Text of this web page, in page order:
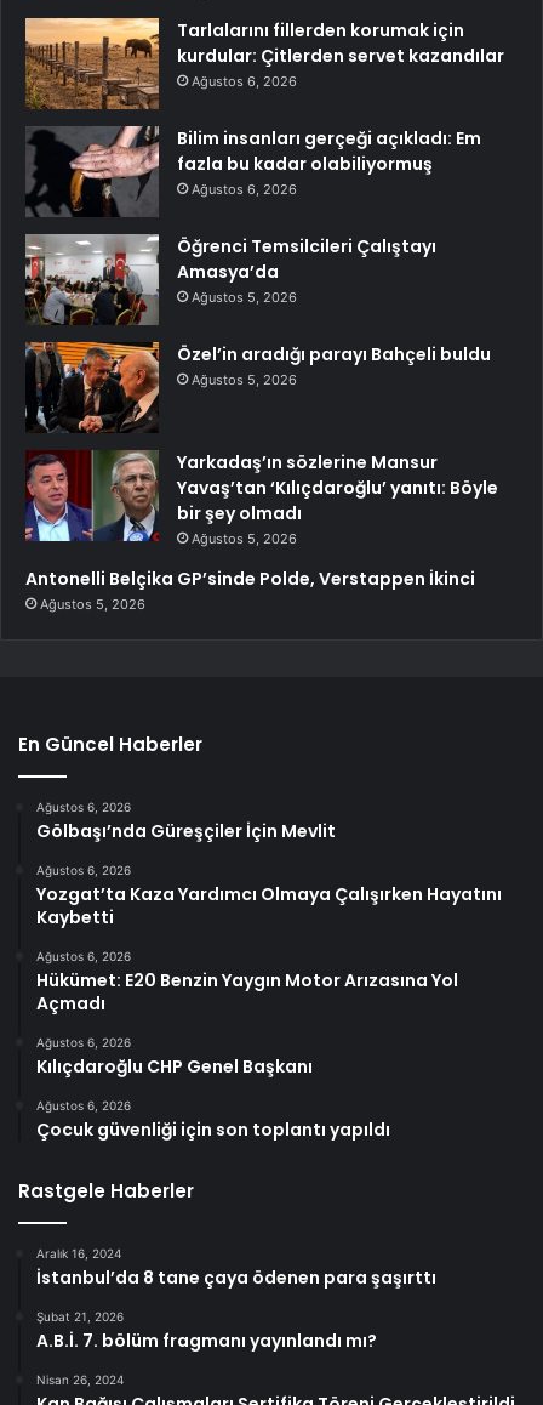
Tarlalarını fillerden korumak için
kurdular: Çitlerden servet kazandılar
Ağustos 6, 2026
Bilim insanları gerçeği açıkladı: Em
fazla bu kadar olabiliyormuş
Ağustos 6, 2026
Öğrenci Temsilcileri Çalıştayı
Amasya’da
Ağustos 5, 2026
Özel’in aradığı parayı Bahçeli buldu
Ağustos 5, 2026
Yarkadaş’ın sözlerine Mansur
Yavaş’tan ‘Kılıçdaroğlu’ yanıtı: Böyle
bir şey olmadı
Ağustos 5, 2026
Antonelli Belçika GP’sinde Polde, Verstappen İkinci
Ağustos 5, 2026
En Güncel Haberler
Ağustos 6, 2026
Gölbaşı’nda Güreşçiler İçin Mevlit
Ağustos 6, 2026
Yozgat’ta Kaza Yardımcı Olmaya Çalışırken Hayatını
Kaybetti
Ağustos 6, 2026
Hükümet: E20 Benzin Yaygın Motor Arızasına Yol
Açmadı
Ağustos 6, 2026
Kılıçdaroğlu CHP Genel Başkanı
Ağustos 6, 2026
Çocuk güvenliği için son toplantı yapıldı
Rastgele Haberler
Aralık 16, 2024
İstanbul’da 8 tane çaya ödenen para şaşırttı
Şubat 21, 2026
A.B.İ. 7. bölüm fragmanı yayınlandı mı?
Nisan 26, 2024